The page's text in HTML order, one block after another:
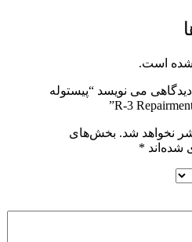
است.
می نویسد “پیستوله
نخواهد شد. بخش‌های
شده‌اند *